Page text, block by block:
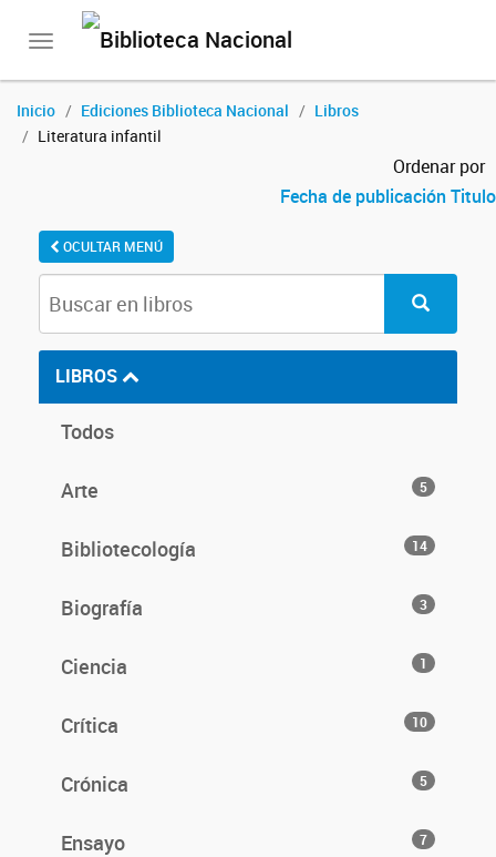
Toggle
Inicio Ediciones Biblioteca Nacional
Libros
Literatura infantil
Ordenar por
Fecha de publicaciónTitulo
OCULTAR MENÚ
LIBROS
Todos
Arte 5
Bibliotecología 14
Biografía 3
Ciencia 1
Crítica 10
Crónica 5
Ensayo 7